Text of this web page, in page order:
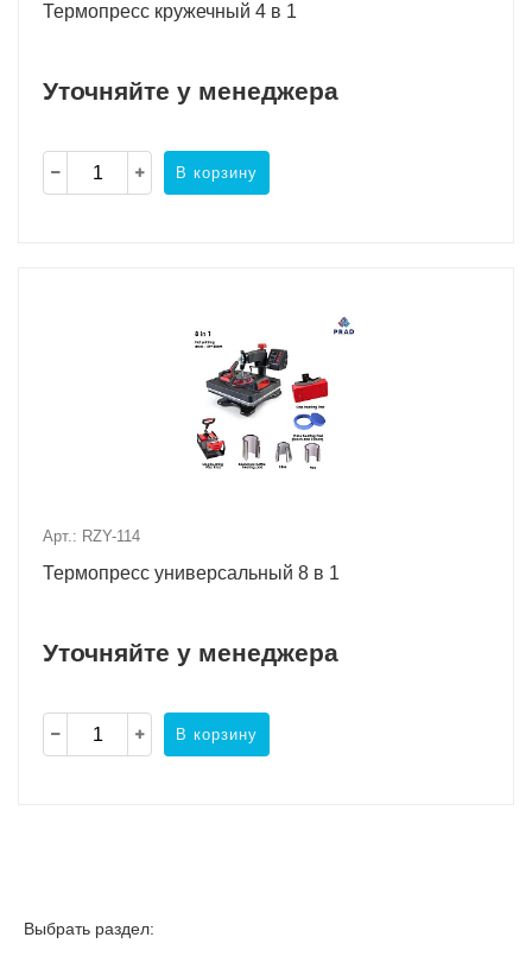
Термопресс кружечный 4 в 1
Уточняйте у менеджера
В корзину
Арт.: RZY-114
Термопресс универсальный 8 в 1
Уточняйте у менеджера
В корзину
Выбрать раздел: